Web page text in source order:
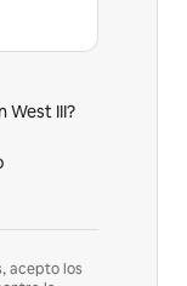
West III?
acepto los